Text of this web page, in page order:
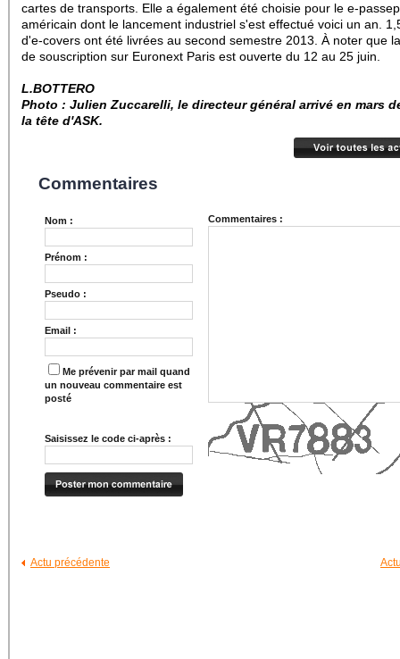
cartes de transports. Elle a également été choisie pour le e-
américain dont le lancement industriel s'est effectué voici un an.
d'e-covers ont été livrées au second semestre 2013. À noter que
de souscription sur Euronext Paris est ouverte du 12 au 25 juin.
L.BOTTERO
Photo : Julien Zuccarelli, le directeur général arrivé en mars
la tête d'ASK.
Commentaires
Nom :
Prénom :
Pseudo :
Email :
Me prévenir par mail quand
un nouveau commentaire est
posté
Saisissez le code ci-après :
Commentaires :
Actu précédente